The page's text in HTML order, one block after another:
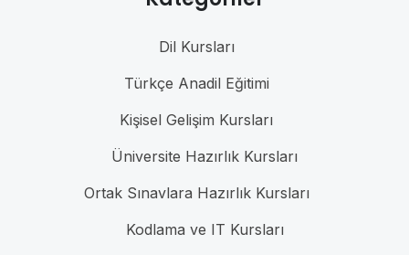
Dil Kursları
Türkçe Anadil Eğitimi
Kişisel Gelişim Kursları
Üniversite Hazırlık Kursları
Ortak Sınavlara Hazırlık Kursları
Kodlama ve IT Kursları